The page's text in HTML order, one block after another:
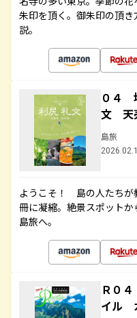
朱印を頂く。御朱印の頂
説。
０４
文 天
島旅
ようこそ！ 島の人たちが
冊に凝縮。絶景スポットか
島旅へ。
Ｒ０
イル